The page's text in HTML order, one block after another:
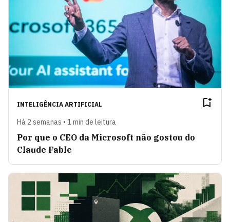
INTELIGÊNCIA ARTIFICIAL
Há 2 semanas • 1 min de leitura
Por que o CEO da Microsoft não gostou do
Claude Fable